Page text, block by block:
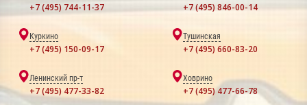
+7 (495) 744-11-37 +7 (495) 846-00-14
Куркино
+7 (495) 150-09-17
Тушинская
+7 (495) 660-83-20
Ленинский пр-т
+7 (495) 477-33-82
Ховрино
+7 (495) 477-66-78